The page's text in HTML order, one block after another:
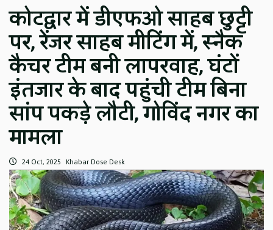
कोटद्वार में डीएफओ साहब छुट्टी
पर, रेंजर साहब मीटिंग में, स्नैक
कैचर टीम बनी लापरवाह, घंटों
इंतजार के बाद पहुंची टीम बिना
सांप पकड़े लौटी, गोविंद नगर का
मामला
24 Oct, 2025 Khabar Dose Desk